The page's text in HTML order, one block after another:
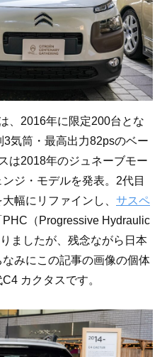
、2016年に限定200台とな
3気筒・最高出力82psのベー
は2018年のジュネーブモー
ジ・モデルを発表。2代目
幅にリファインし、 サスペ
（Progressive Hydraulic
ましたが、残念ながら日本
みにこの記事の画像の個体
カクタスです。